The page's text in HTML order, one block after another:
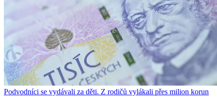
Podvodníci se vydávali za děti. Z rodičů vylákali přes milion korun